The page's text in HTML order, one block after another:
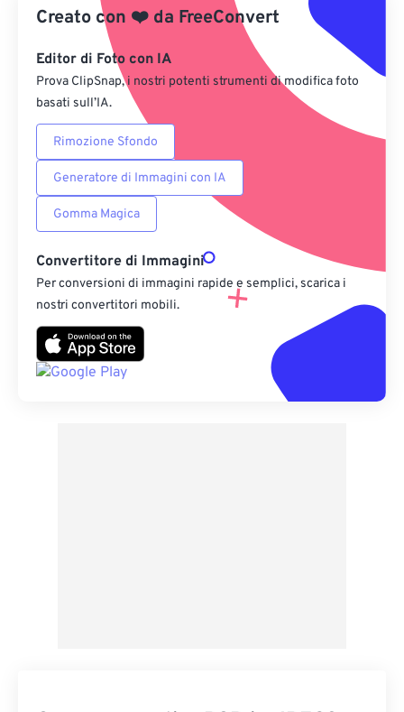
Salva come predefinito
Creato con ❤️ da FreeConvert
Editor di Foto con IA
Prova ClipSnap, i nostri potenti strumenti di modifica foto
basati sull’IA.
Rimozione Sfondo
Generatore di Immagini con IA
Gomma Magica
Convertitore di Immagini
Per conversioni di immagini rapide e semplici, scarica i
nostri convertitori mobili.